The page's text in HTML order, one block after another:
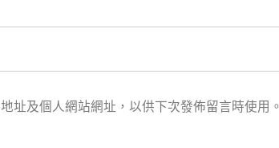
址及個人網站網址，以供下次發佈留言時使用。